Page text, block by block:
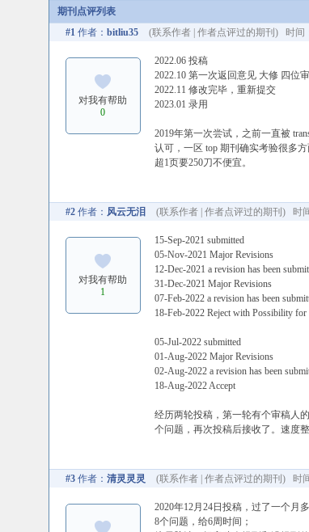
期刊点评列表
#1作者： bitliu35 (联系作者| 作者点评过的期刊 ) 时间
对我有帮助
0
2022.06 投稿
2022.10 第一次返回意见 大修 四位
2022.11 修改完毕，重新提交
2023.01 录用
2019年第一次尝试，之前一直被
认可，一区 top 期刊确实考验很多
超1页要250刀不便宜。
#2作者： 风云无泪 (联系作者| 作者点评过的期刊 ) 时间
对我有帮助
1
15-Sep-2021 submitted
05-Nov-2021 Major Revisions
12-Dec-2021 a revision has been
31-Dec-2021 Major Revisions
07-Feb-2022 a revision has been
18-Feb-2022 Reject with Possibility for
05-Jul-2022 submitted
01-Aug-2022 Major Revisions
02-Aug-2022 a revision has been
18-Aug-2022 Accept
经历两轮投稿，第一轮有个审稿人
个问题，再次投稿后接收了。速度
#3作者： 清灵灵灵 (联系作者| 作者点评过的期刊 ) 时
2020年12月24日投稿，过了一个月
8个问题，给6周时间；